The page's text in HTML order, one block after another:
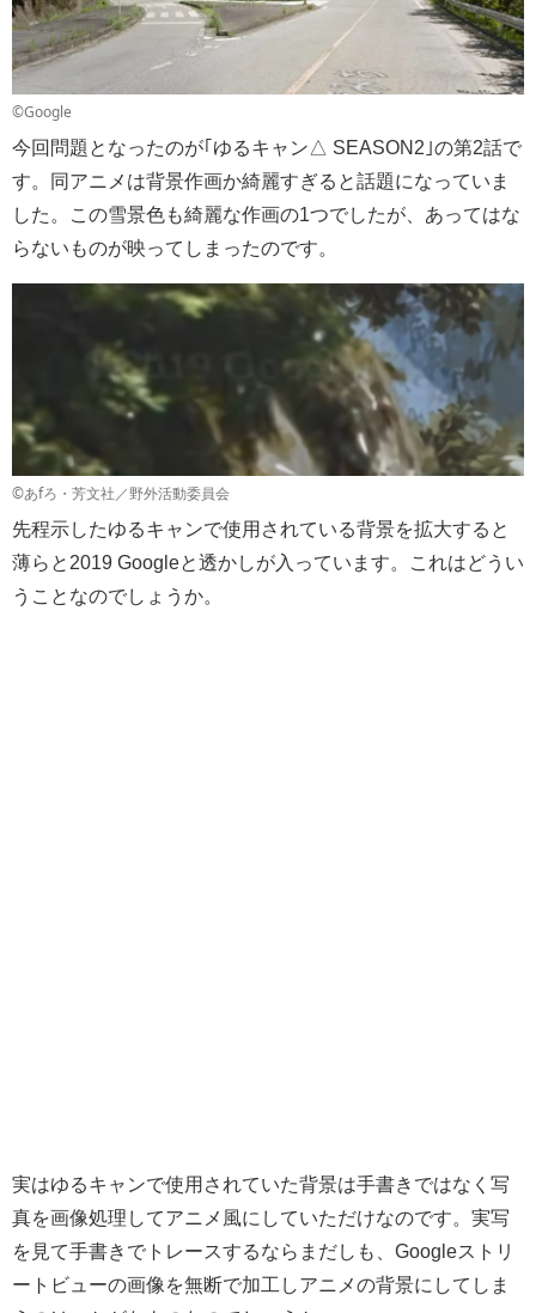
©Google
今回問題となったのが｢ゆるキャン△ SEASON2｣の第2話で
す。同アニメは背景作画か綺麗すぎると話題になっていま
した。この雪景色も綺麗な作画の1つでしたが、あってはな
らないものが映ってしまったのです。
©あfろ・芳文社／野外活動委員会
先程示したゆるキャンで使用されている背景を拡大すると
薄らと2019 Googleと透かしが入っています。これはどうい
うことなのでしょうか。
実はゆるキャンで使用されていた背景は手書きではなく写
真を画像処理してアニメ風にしていただけなのです。実写
を見て手書きでトレースするならまだしも、Googleストリ
ートビューの画像を無断で加工しアニメの背景にしてしま